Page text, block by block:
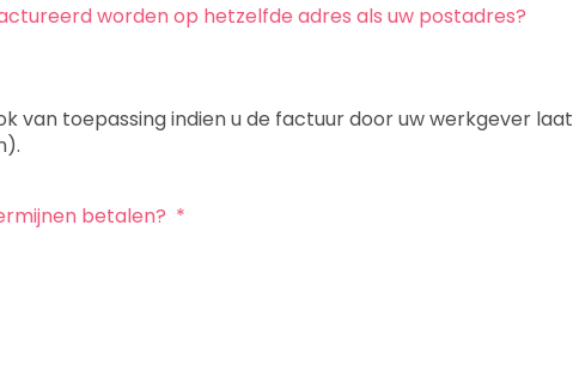
worden op hetzelfde adres als uw postadres?
van toepassing indien u de factuur door uw werkgever laat
betalen? *